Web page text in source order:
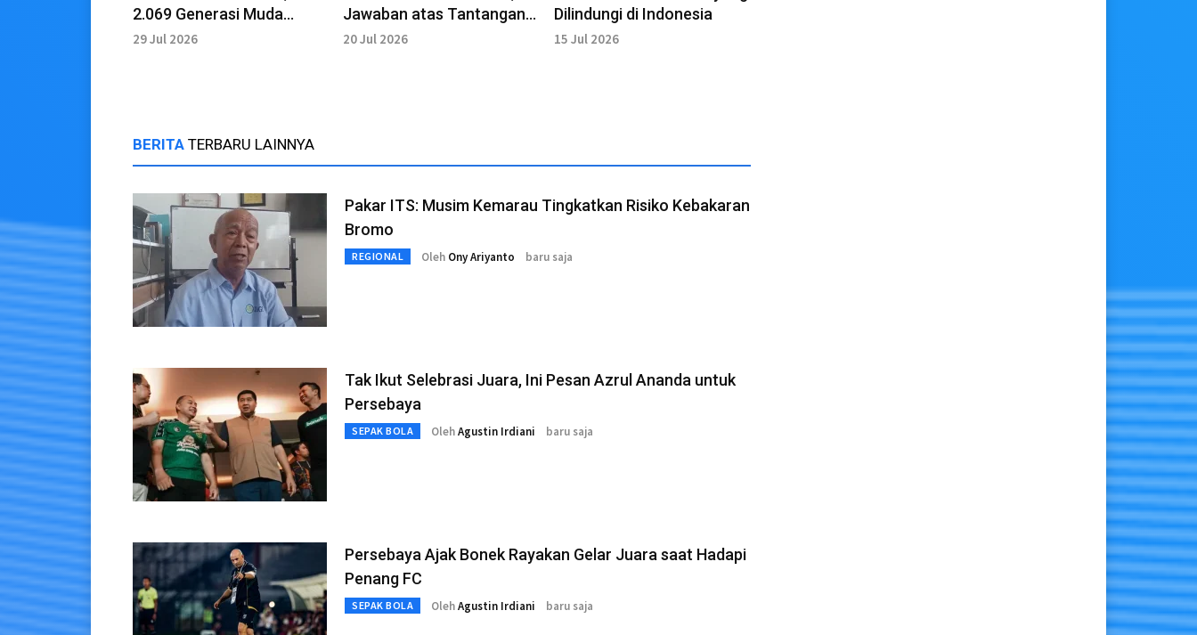
2.069 Generasi Muda
Daftar E2R Summer
29 Jul 2026
Jawaban atas Tantangan
Kekerasan dan Bullying di
20 Jul 2026
Dilindungi di Indonesia
15 Jul 2026
BERITA TERBARU LAINNYA
Pakar ITS: Musim Kemarau Tingkatkan Risiko Kebakaran
Bromo
REGIONAL Oleh Ony Ariyanto baru saja
Tak Ikut Selebrasi Juara, Ini Pesan Azrul Ananda untuk
Persebaya
SEPAK BOLA OlehAgustin Irdiani baru saja
Persebaya Ajak Bonek Rayakan Gelar Juara saat Hadapi
Penang FC
SEPAK BOLA OlehAgustin Irdiani baru saja